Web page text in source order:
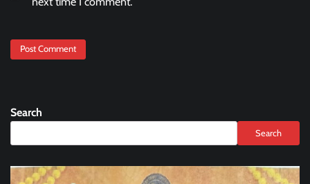
Search
Search